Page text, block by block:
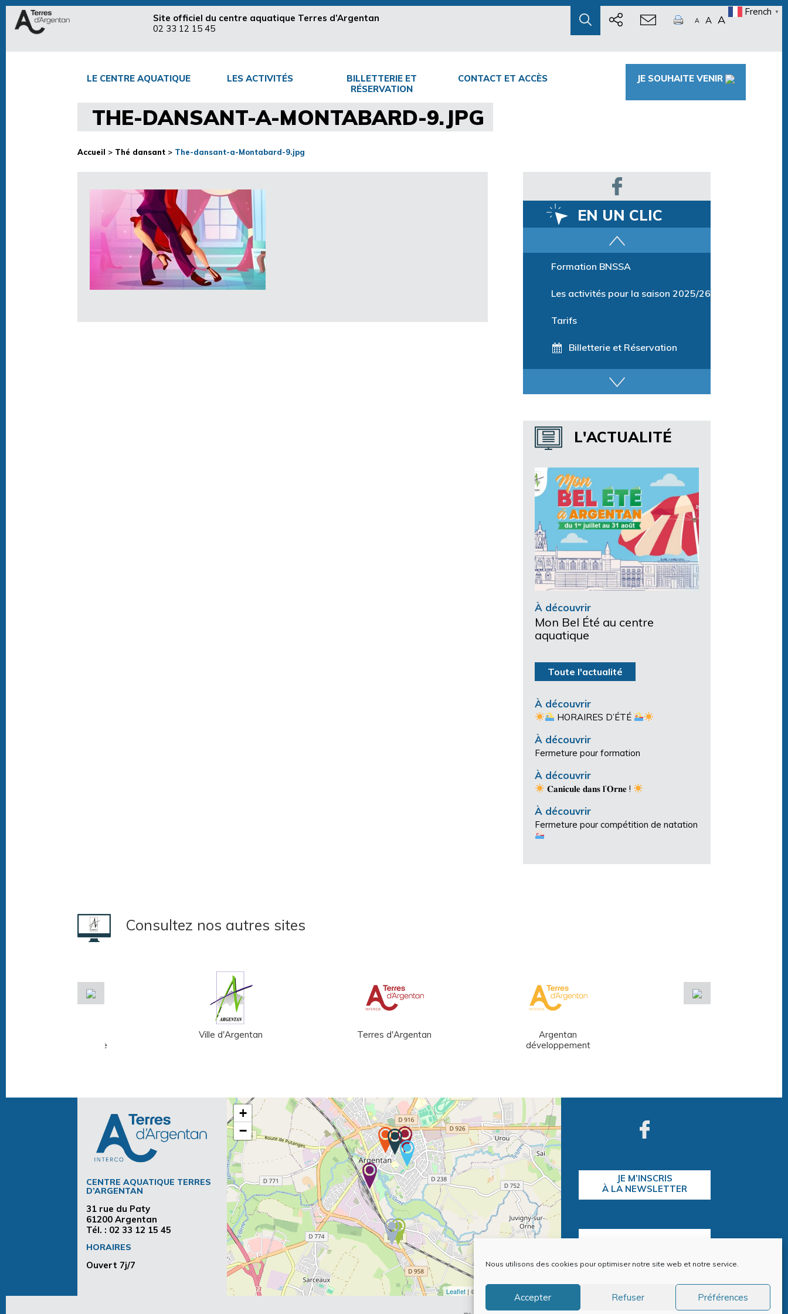
Nous utilisons des cookies pour optimiser notre site web et notre service.
Accepter Refuser Préférences
Site officiel du centre aquatique Terres d’Argentan
02 33 12 15 45
A A A
French ▼
LE CENTRE AQUATIQUE LES ACTIVITÉS
BILLETTERIE ET
RÉSERVATION
CONTACT ET ACCÈS JE SOUHAITE VENIR
THE-DANSANT-A-MONTABARD-9.JPG
Accueil > Thé dansant > The-dansant-a-Montabard-9.jpg
EN UN CLIC
Parcours training
Horaires espace détente
L'ACTUALITÉ
À découvrir
Mon Bel Été au centre
aquatique
Toute l'actualité
À découvrir
HORAIRES D’ÉTÉ
À découvrir
Fermeture pour formation
À découvrir
𝐂𝐚𝐧𝐢𝐜𝐮𝐥𝐞 𝐝𝐚𝐧𝐬 𝐥’𝐎𝐫𝐧𝐞 !
À découvrir
Fermeture pour compétition de natation
Consultez nos autres sites
Léger - André Mare
Ville d'Argentan Terres d'Argentan
Argentan
développement
CENTRE AQUATIQUE TERRES
D’ARGENTAN
31 rue du Paty
61200 Argentan
Tél. : 02 33 12 15 45
HORAIRES
Ouvert 7j/7
+
−
Leaflet| ©
JE M’INSCRIS
À LA NEWSLETTER